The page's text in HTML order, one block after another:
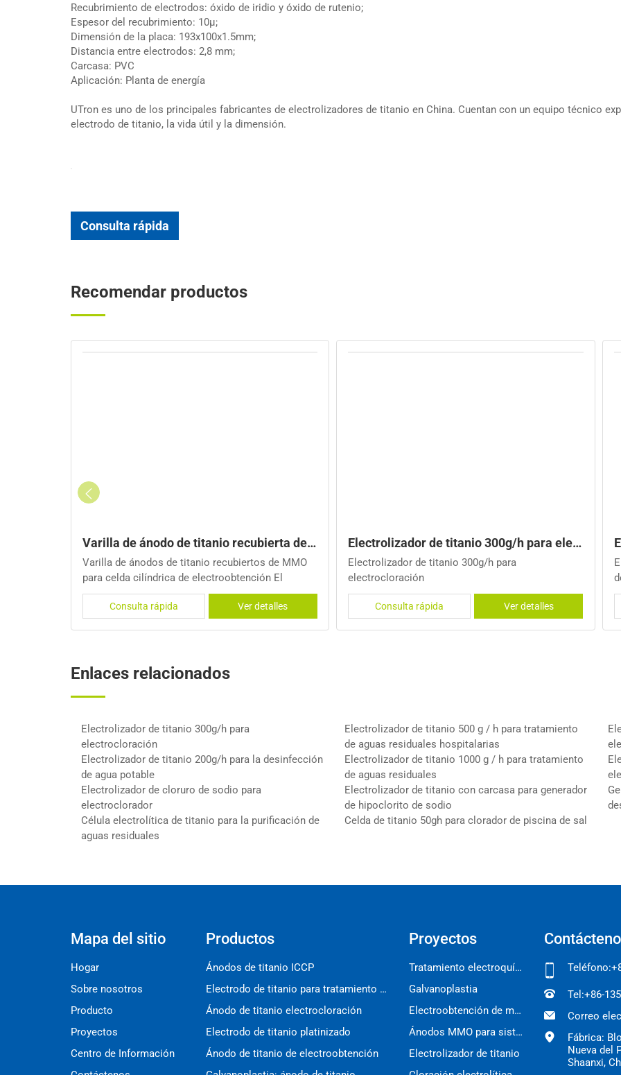
Recubrimiento de electrodos: óxido de iridio y óxido de rutenio;
Espesor del recubrimiento: 10μ;
Dimensión de la placa: 193x100x1.5mm;
Distancia entre electrodos: 2,8 mm;
Carcasa: PVC
Aplicación: Planta de energía
UTron es uno de los principales fabricantes de electrolizadores de titanio en China. Cuentan con un equipo técnico
electrodo de titanio, la vida útil y la dimensión.
Consulta rápida
Recomendar productos
de MMO para celda cilíndrica de electroobtención en Rusia
Electrolizador de titanio 300g/h para electrocloración
Electrolizador de titanio 300g/h para
electrocloración
Consulta rápida Ver detalles
Electrolizador de titanio 500 g / h para
Electrolizador de titanio 500 g / h para tratamiento
de aguas residuales hospitalarias El electrolizador
de titanio es un componente importante para el
generador de hipoclorito de sodio, que se usa
Consulta rápida Ver detalles
Enlaces relacionados
Electrolizador de titanio 300g/h para
electrocloración
Electrolizador de titanio 500 g / h para tratamiento
de aguas residuales hospitalarias
Electrolizador de titanio 200g/h para la desinfección
de agua potable
Electrolizador de titanio 1000 g / h para tratamiento
de aguas residuales
Electrolizador de cloruro de sodio para
electroclorador
Electrolizador de titanio con carcasa para generador
de hipoclorito de sodio
Célula electrolítica de titanio para la purificación de
aguas residuales
Celda de titanio 50gh para clorador de piscina de sal
Mapa del sitio
Hogar
Sobre nosotros
Producto
Proyectos
Centro de Información
Productos
Ánodos de titanio ICCP
Electrodo de titanio para tratamiento de agua
Ánodo de titanio electrocloración
Electrodo de titanio platinizado
Ánodo de titanio de electroobtención
Proyectos
Tratamiento electroquímico del agua
Galvanoplastia
Electroobtención de metales
Ánodos MMO para sistemas ICCP
Electrolizador de titanio
Teléfono:
Tel:+86-
Correo
Fábrica:
Nueva del
Shaanxi,